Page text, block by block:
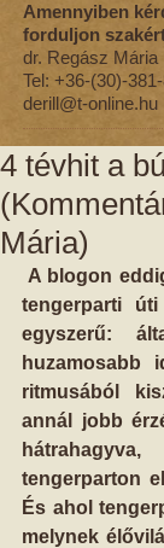
Amennyiben
forduljon
dr. Regász Mária
Tel: +36-(30)-
derill@t-online.hu
4 tévhit a
Mária)
A blogon
tengerparti
egyszerű:
huzamosabb
ritmusából
annál jobb
tengerparton
És ahol
melynek